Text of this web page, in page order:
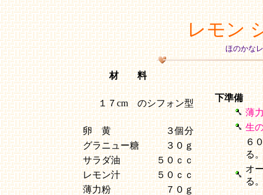
レモン
ほのかな
材 料
１７cm のシフォン型
卵 黄
３個分
グラニュー糖
３０ｇ
サラダ油
５０ｃｃ
レモン汁
５０ｃｃ
薄力粉
７０ｇ
下準備
薄
生
６
る
オ
る